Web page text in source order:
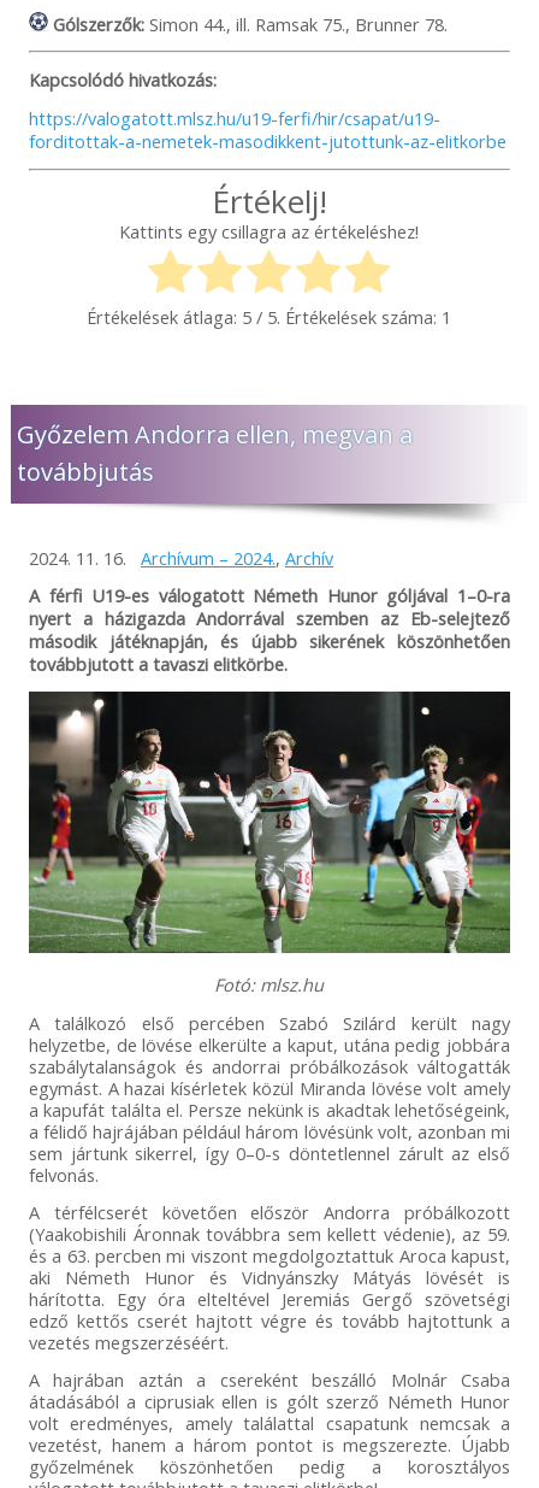
Gólszerzők:Simon 44., ill. Ramsak 75., Brunner 78.
Kapcsolódó hivatkozás:
https://valogatott.mlsz.hu/u19-ferfi/hir/csapat/u19-
forditottak-a-nemetek-masodikkent-jutottunk-az-elitkorbe
Értékelj!
Kattints egy csillagra az értékeléshez!
Értékelések átlaga: 5 / 5. Értékelések száma: 1
Győzelem Andorra ellen, megvan a
továbbjutás
2024. 11. 16. Archívum – 2024., Archív
A férfi U19-es válogatott Németh Hunor góljával 1–0-ra
nyert a házigazda Andorrával szemben az Eb-selejtező
második játéknapján, és újabb sikerének köszönhetően
továbbjutott a tavaszi elitkörbe.
Fotó: mlsz.hu
A találkozó első percében Szabó Szilárd került nagy
helyzetbe, de lövése elkerülte a kaput, utána pedig jobbára
szabálytalanságok és andorrai próbálkozások váltogatták
egymást. A hazai kísérletek közül Miranda lövése volt amely
a kapufát találta el. Persze nekünk is akadtak lehetőségeink,
a félidő hajrájában például három lövésünk volt, azonban mi
sem jártunk sikerrel, így 0–0-s döntetlennel zárult az első
felvonás.
A térfélcserét követően először Andorra próbálkozott
(Yaakobishili Áronnak továbbra sem kellett védenie), az 59.
és a 63. percben mi viszont megdolgoztattuk Aroca kapust,
aki Németh Hunor és Vidnyánszky Mátyás lövését is
hárította. Egy óra elteltével Jeremiás Gergő szövetségi
edző kettős cserét hajtott végre és tovább hajtottunk a
vezetés megszerzéséért.
A hajrában aztán a csereként beszálló Molnár Csaba
átadásából a ciprusiak ellen is gólt szerző Németh Hunor
volt eredményes, amely találattal csapatunk nemcsak a
vezetést, hanem a három pontot is megszerezte. Újabb
győzelmének köszönhetően pedig a korosztályos